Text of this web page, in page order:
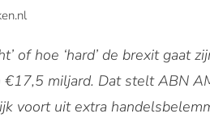
of hoe ‘hard’ de brexit
miljard. Dat stelt ABN
voort uit extra